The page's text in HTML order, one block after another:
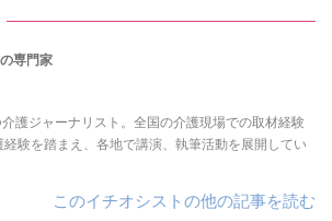
専門家
護ジャーナリスト。全国の介護現場での取材経験
験を踏まえ、各地で講演、執筆活動を展開してい
このイチオシストの他の記事を読む